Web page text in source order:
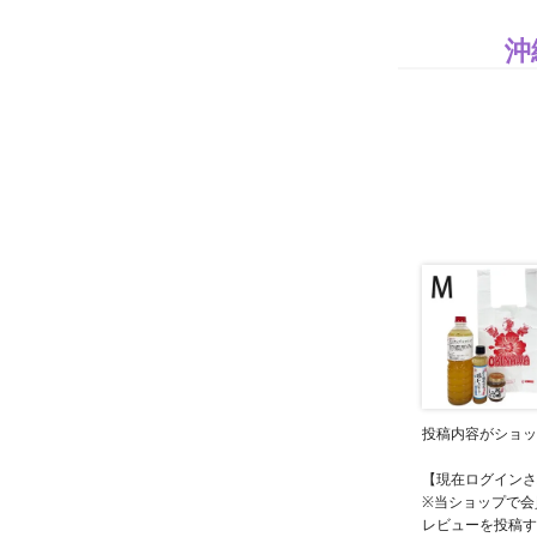
投稿内容がショ
【現在ログイン
※当ショップで会
レビューを投稿